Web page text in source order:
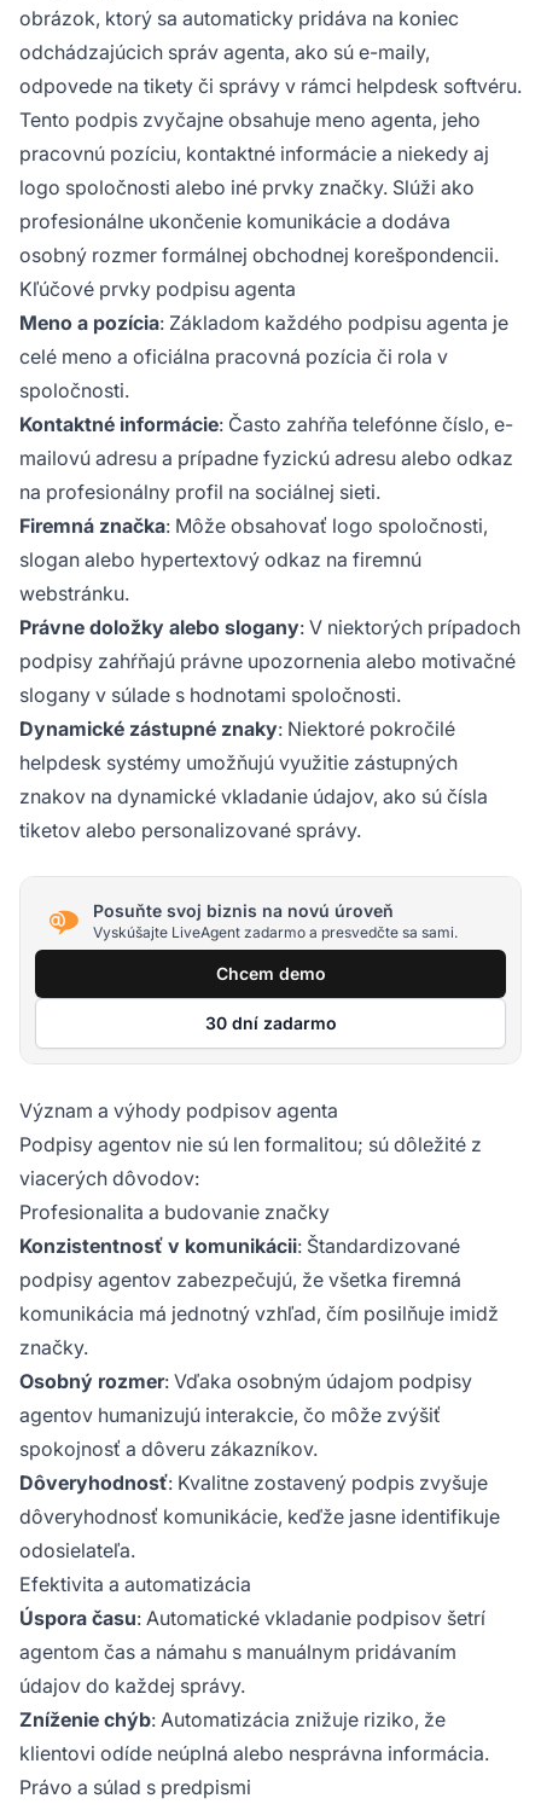
obrázok, ktorý sa automaticky pridáva na koniec
odchádzajúcich správ agenta, ako sú e-maily,
odpovede na tikety či správy v rámci helpdesk softvéru.
Tento podpis zvyčajne obsahuje meno agenta, jeho
pracovnú pozíciu, kontaktné informácie a niekedy aj
logo spoločnosti alebo iné prvky značky. Slúži ako
profesionálne ukončenie komunikácie a dodáva
osobný rozmer formálnej obchodnej korešpondencii.
Kľúčové prvky podpisu agenta
Meno a pozícia: Základom každého podpisu agenta je
celé meno a oficiálna pracovná pozícia či rola v
spoločnosti.
Kontaktné informácie: Často zahŕňa telefónne číslo, e-
mailovú adresu a prípadne fyzickú adresu alebo odkaz
na profesionálny profil na sociálnej sieti.
Firemná značka: Môže obsahovať logo spoločnosti,
slogan alebo hypertextový odkaz na firemnú
webstránku.
Právne doložky alebo slogany: V niektorých prípadoch
podpisy zahŕňajú právne upozornenia alebo motivačné
slogany v súlade s hodnotami spoločnosti.
Dynamické zástupné znaky: Niektoré pokročilé
helpdesk systémy umožňujú využitie zástupných
znakov na dynamické vkladanie údajov, ako sú čísla
tiketov alebo personalizované správy.
Posuňte svoj biznis na novú úroveň
Vyskúšajte LiveAgent zadarmo a presvedčte sa sami.
Chcem demo
30 dní zadarmo
Význam a výhody podpisov agenta
Podpisy agentov nie sú len formalitou; sú dôležité z
viacerých dôvodov:
Profesionalita a budovanie značky
Konzistentnosť v komunikácii: Štandardizované
podpisy agentov zabezpečujú, že všetka firemná
komunikácia má jednotný vzhľad, čím posilňuje imidž
značky.
Osobný rozmer: Vďaka osobným údajom podpisy
agentov humanizujú interakcie, čo môže zvýšiť
spokojnosť a dôveru zákazníkov.
Dôveryhodnosť: Kvalitne zostavený podpis zvyšuje
dôveryhodnosť komunikácie, keďže jasne identifikuje
odosielateľa.
Efektivita a automatizácia
Úspora času: Automatické vkladanie podpisov šetrí
agentom čas a námahu s manuálnym pridávaním
údajov do každej správy.
Zníženie chýb: Automatizácia znižuje riziko, že
klientovi odíde neúplná alebo nesprávna informácia.
Právo a súlad s predpismi